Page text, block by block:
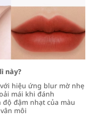
này?
hiệu ứng blur mờ nhẹ
mái khi đánh
đậm nhạt của màu
môi